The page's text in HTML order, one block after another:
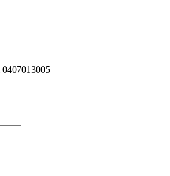
0407013005